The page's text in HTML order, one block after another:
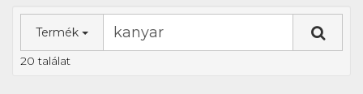
Termék
20 találat